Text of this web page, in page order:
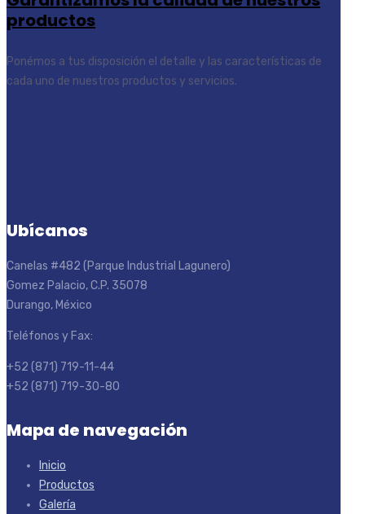
productos
Ponémos a tus disposición el detalle y las características de
cada uno de nuestros productos y servicios.
Ubícanos
Canelas #482 (Parque Industrial Lagunero)
Gomez Palacio, C.P. 35078
Durango, México
Teléfonos y Fax:
+52 (871) 719-11-44
+52 (871) 719-30-80
Mapa de navegación
Inicio
Productos
Galería